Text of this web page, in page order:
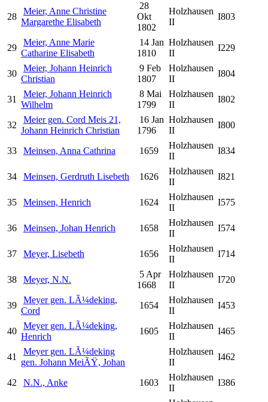
28
Meier, Anne Christine
Margarethe Elisabeth
28
Okt
1802
Holzhausen
II
I803
29
Meier, Anne Marie
Catharine Elisabeth
14 Jan
1810
Holzhausen
II
I229
30
Meier, Johann Heinrich
Christian
9 Feb
1807
Holzhausen
II
I804
31
Meier, Johann Heinrich
Wilhelm
8 Mai
1799
Holzhausen
II
I802
32
Meier gen. Cord Meis 21,
Johann Heinrich Christian
16 Jan
1796
Holzhausen
II
I800
33 Meinsen, Anna Cathrina 1659
Holzhausen
II
I834
34 Meinsen, Gerdruth Lisebeth 1626
Holzhausen
II
I821
35 Meinsen, Henrich 1624
Holzhausen
II
I575
36 Meinsen, Johan Henrich 1658
Holzhausen
II
I574
37 Meyer, Lisebeth 1656
Holzhausen
II
I714
38 Meyer, N.N.
5 Apr
1668
Holzhausen
II
I720
39
Meyer gen. LÃ¼deking,
Cord
1654
Holzhausen
II
I453
40
Meyer gen. LÃ¼deking,
Henrich
1605
Holzhausen
II
I465
41
Meyer gen. LÃ¼deking
gen. Johann MeiÃŸ, Johan
Holzhausen
II
I462
42 N.N., Anke 1603
Holzhausen
II
I386